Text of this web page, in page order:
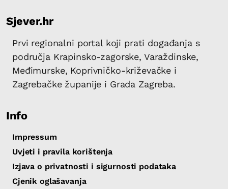
Sjever.hr
Prvi regionalni portal koji prati događanja s
područja Krapinsko-zagorske, Varaždinske,
Međimurske, Koprivničko-križevačke i
Zagrebačke županije i Grada Zagreba.
Info
Impressum
Uvjeti i pravila korištenja
Izjava o privatnosti i sigurnosti podataka
Cjenik oglašavanja